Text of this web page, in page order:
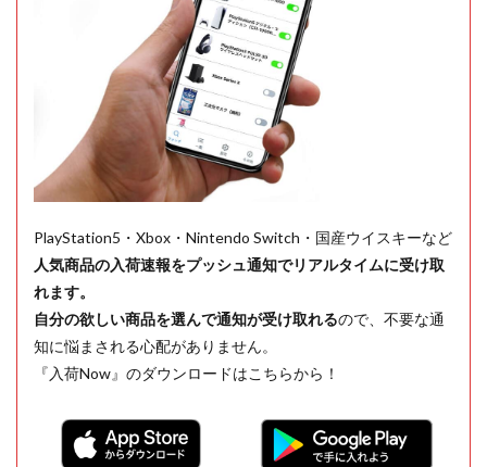
PlayStation5・Xbox・Nintendo Switch・国産ウイスキーなど
人気商品の入荷速報をプッシュ通知でリアルタイムに受け取
れます。
自分の欲しい商品を選んで通知が受け取れるので、不要な通
知に悩まされる心配がありません。
『入荷Now』のダウンロードはこちらから！